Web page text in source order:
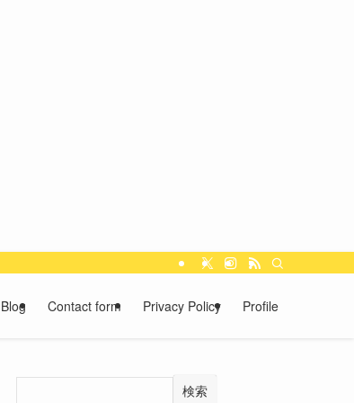
Blog Contact form Privacy Policy Profile
検索